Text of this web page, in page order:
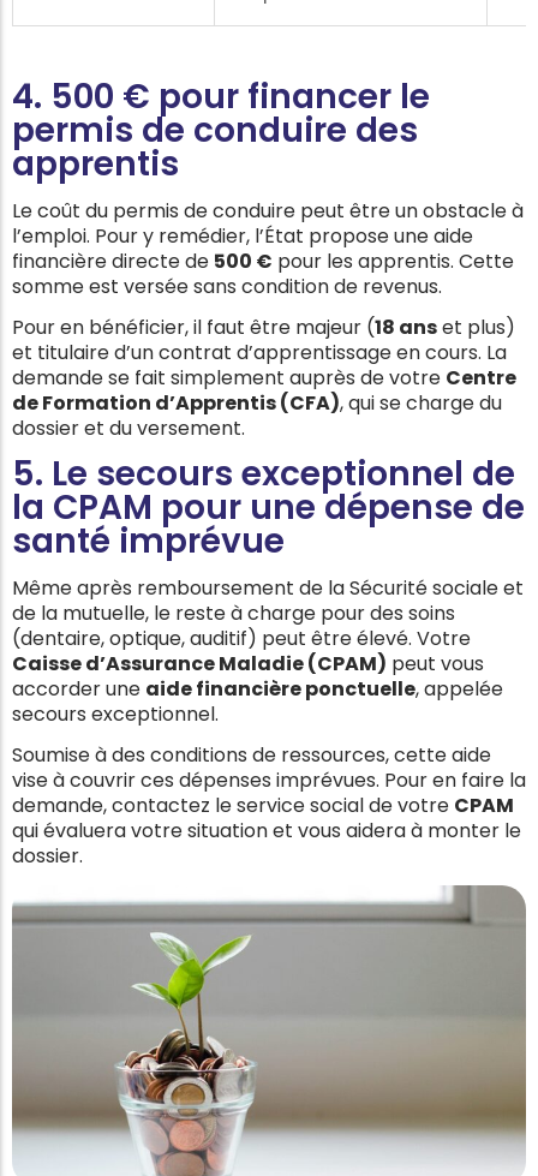
4. 500 € pour financer le
permis de conduire des
apprentis
Le coût du permis de conduire peut être un obstacle à
l’emploi. Pour y remédier, l’État propose une aide
financière directe de 500 € pour les apprentis. Cette
somme est versée sans condition de revenus.
Pour en bénéficier, il faut être majeur (18 anset plus)
et titulaire d’un contrat d’apprentissage en cours. La
demande se fait simplement auprès de votre Centre
de Formation d’Apprentis (CFA), qui se charge du
dossier et du versement.
5. Le secours exceptionnel de
la CPAM pour une dépense de
santé imprévue
Même après remboursement de la Sécurité sociale et
de la mutuelle, le reste à charge pour des soins
(dentaire, optique, auditif) peut être élevé. Votre
Caisse d’Assurance Maladie (CPAM) peut vous
accorder une aide financière ponctuelle, appelée
secours exceptionnel.
Soumise à des conditions de ressources, cette aide
vise à couvrir ces dépenses imprévues. Pour en faire la
demande, contactez le service social de votre CPAM
qui évaluera votre situation et vous aidera à monter le
dossier.